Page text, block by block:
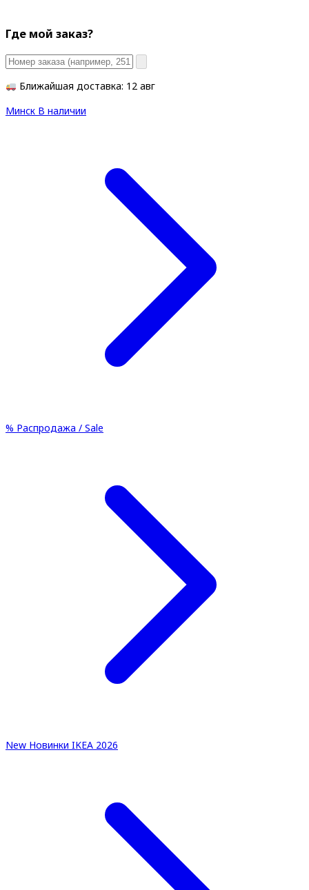
Где мой заказ?
Ближайшая доставка: 12 авг
Минск В наличии
% Распродажа / Sale
New Новинки IKEA 2026